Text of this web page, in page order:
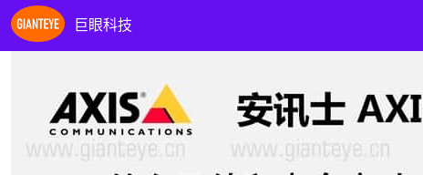
巨眼科技